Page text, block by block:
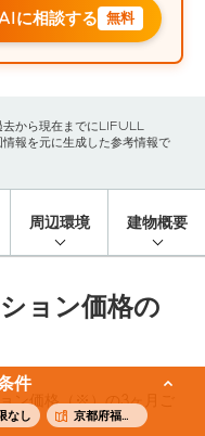
件
なし 京都府福知山市
に相談する 無料
去から現在までにLIFULL
報を元に生成した参考情報で
周辺環境 建物概要
ョン価格の
ン価格（※）の3ヶ月ご